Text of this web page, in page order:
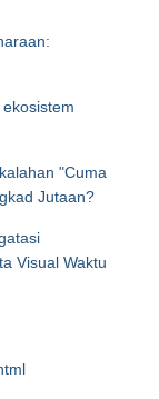
"Cuma
Jutaan?
Visual Waktu